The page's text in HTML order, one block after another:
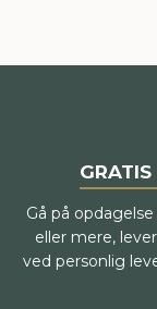
Gå på
eller mere,
ved personlig